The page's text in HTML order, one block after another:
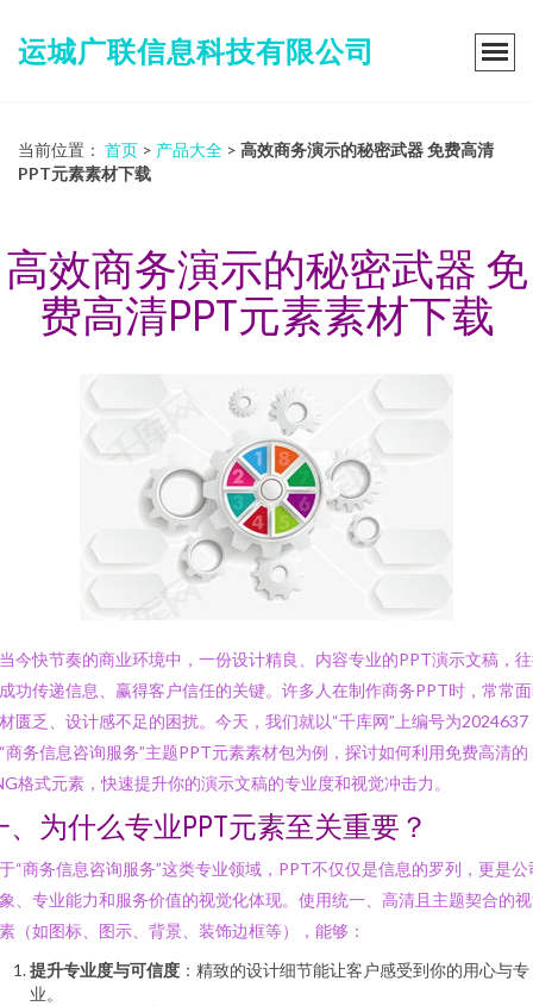
运城广联信息科技有限公司
当前位置： 首页 > 产品大全 > 高效商务演示的秘密武器 免费高清
PPT元素素材下载
高效商务演示的秘密武器 免
费高清PPT元素素材下载
今快节奏的商业环境中，一份设计精良、内容专业的PPT演示文稿，
功传递信息、赢得客户信任的关键。许多人在制作商务PPT时，常常
匮乏、设计感不足的困扰。今天，我们就以“千库网”上编号为2024637
商务信息咨询服务”主题PPT元素素材包为例，探讨如何利用免费高清的
格式元素，快速提升你的演示文稿的专业度和视觉冲击力。
、为什么专业PPT元素至关重要？
“商务信息咨询服务”这类专业领域，PPT不仅仅是信息的罗列，更是公
、专业能力和服务价值的视觉化体现。使用统一、高清且主题契合的
（如图标、图示、背景、装饰边框等），能够：
提升专业度与可信度 ：精致的设计细节能让客户感受到你的用心与专
业。